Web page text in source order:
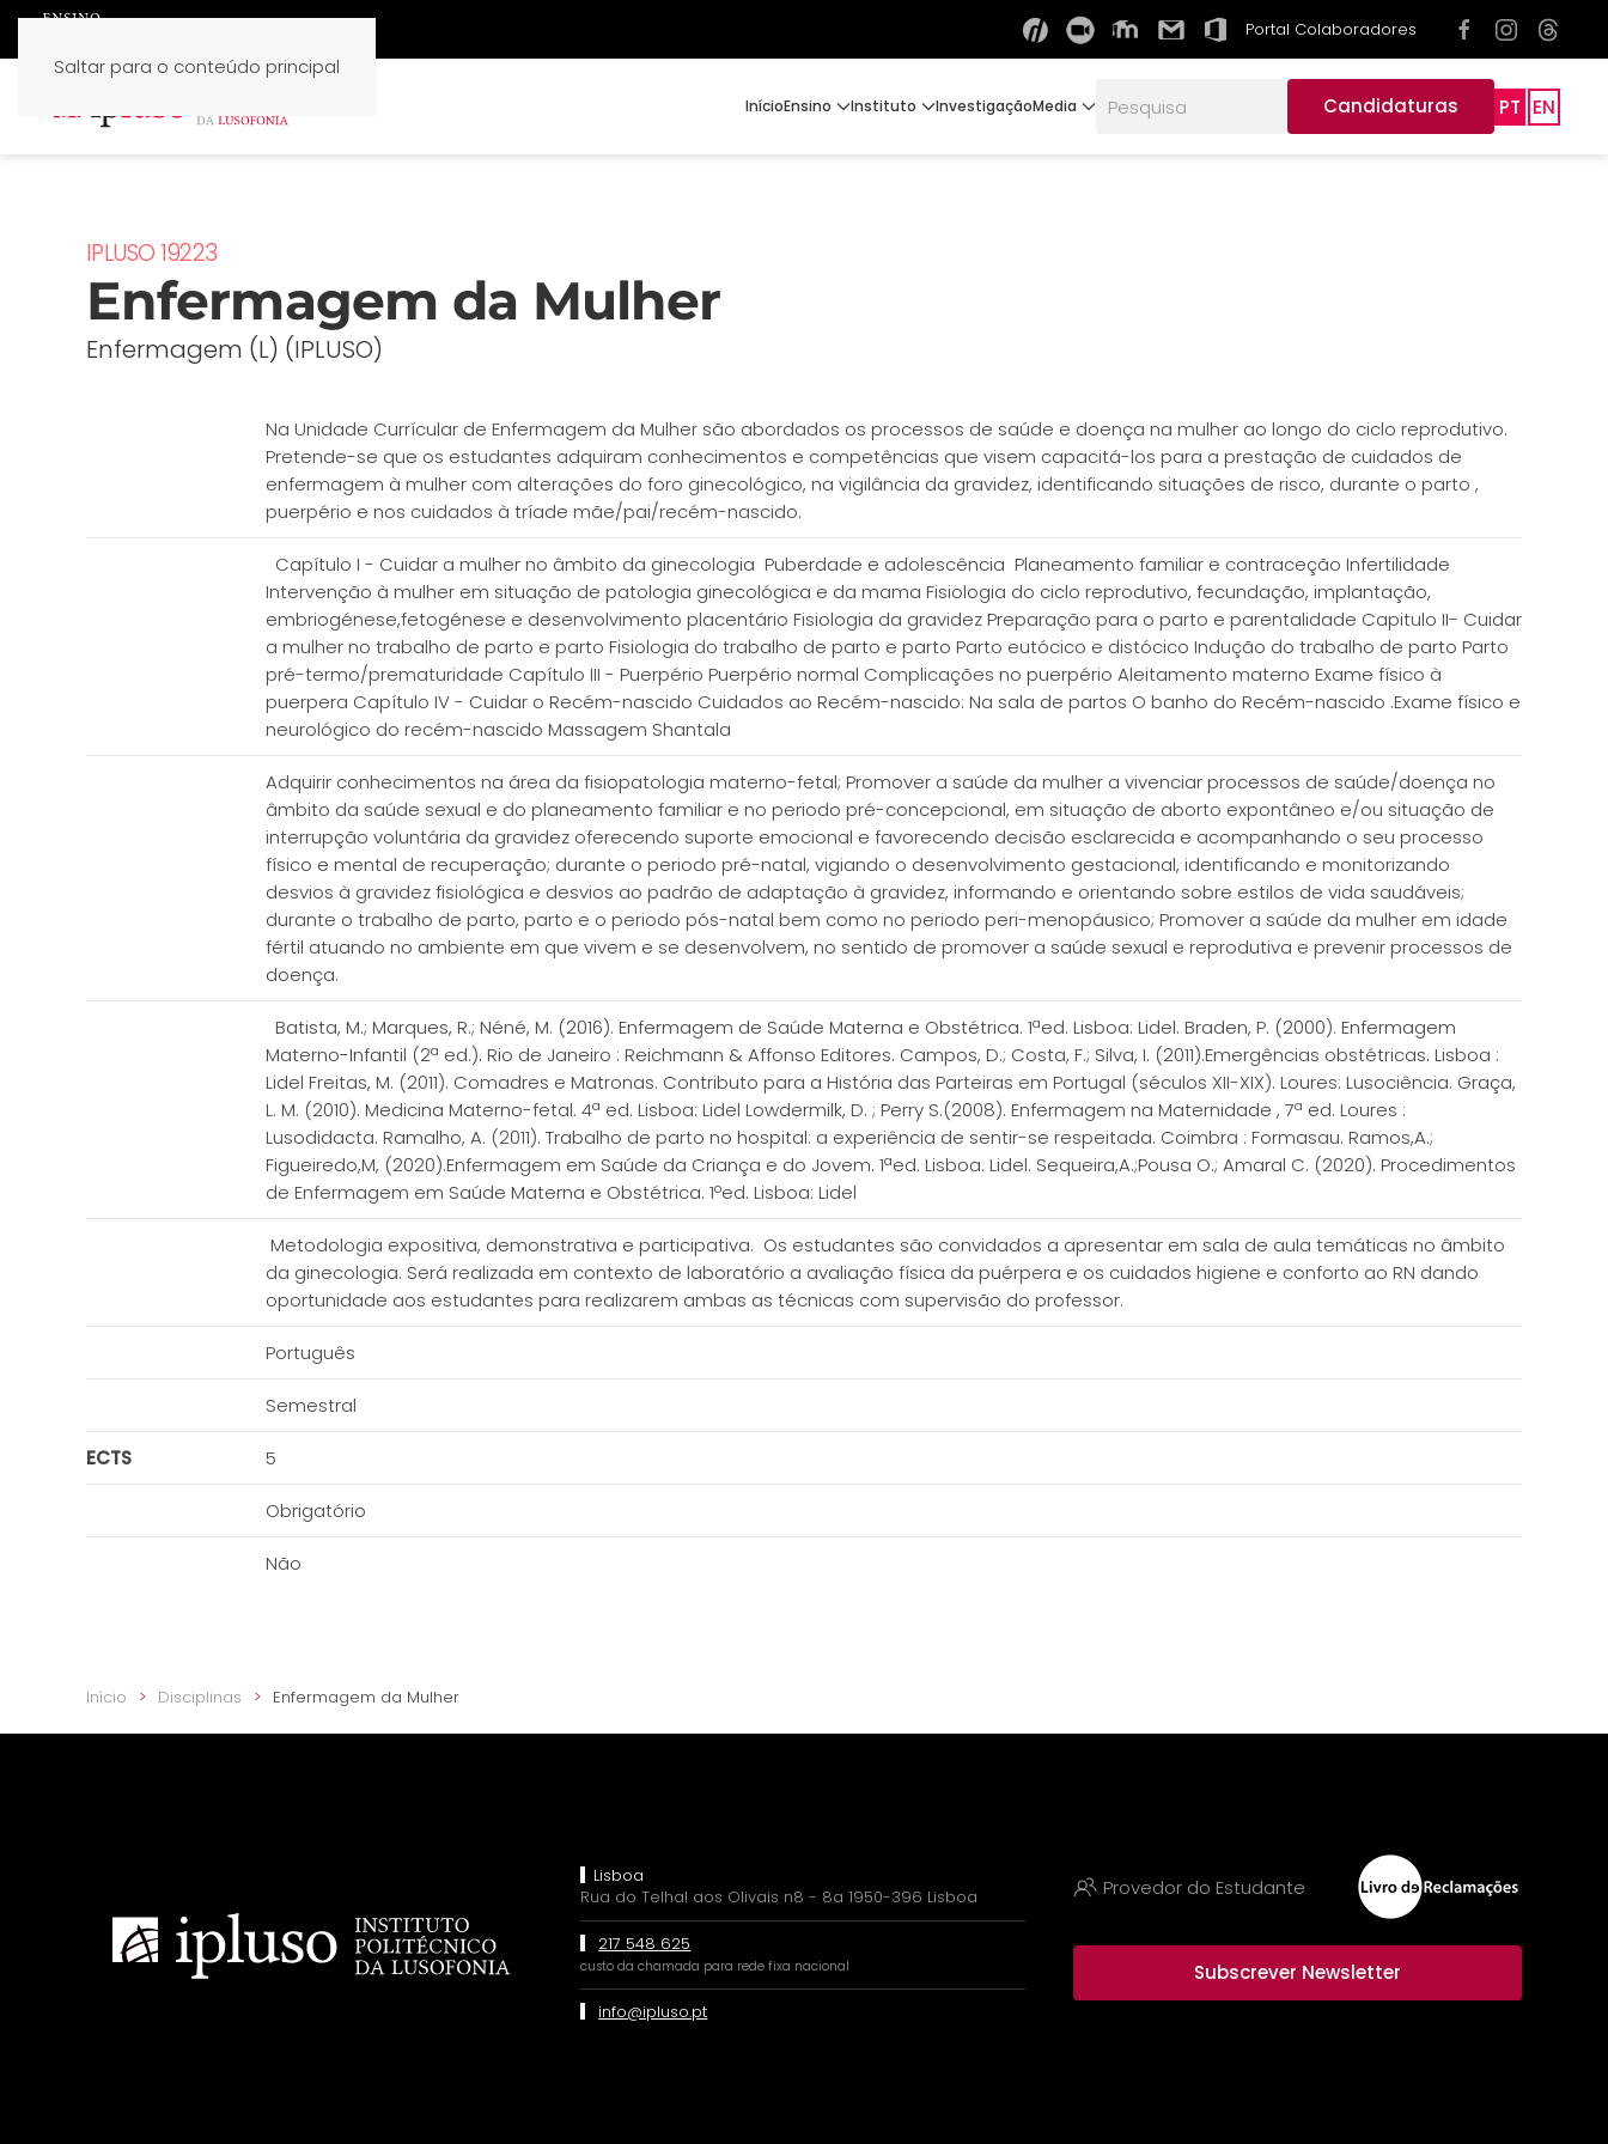
Saltar para o conteúdo principal
Portal Colaboradores
InícioEnsino Instituto InvestigaçãoMedia Candidaturas PT EN
IPLUSO 19223
Enfermagem da Mulher
Enfermagem (L) (IPLUSO)
Na Unidade Currícular de Enfermagem da Mulher são abordados os processos de saúde e doença na mulher ao longo do ciclo reprodutivo.
Pretende-se que os estudantes adquiram conhecimentos e competências que visem capacitá-los para a prestação de cuidados de
enfermagem à mulher com alterações do foro ginecológico, na vigilância da gravidez, identificando situações de risco, durante o parto ,
puerpério e nos cuidados à tríade mãe/pai/recém-nascido.
Capítulo I - Cuidar a mulher no âmbito da ginecologia Puberdade e adolescência Planeamento familiar e contraceção Infertilidade
Intervenção à mulher em situação de patologia ginecológica e da mama Fisiologia do ciclo reprodutivo, fecundação, implantação,
embriogénese,fetogénese e desenvolvimento placentário Fisiologia da gravidez Preparação para o parto e parentalidade Capitulo II- Cuidar
a mulher no trabalho de parto e parto Fisiologia do trabalho de parto e parto Parto eutócico e distócico Indução do trabalho de parto Parto
pré-termo/prematuridade Capítulo III - Puerpério Puerpério normal Complicações no puerpério Aleitamento materno Exame físico à
puerpera Capítulo IV - Cuidar o Recém-nascido Cuidados ao Recém-nascido: Na sala de partos O banho do Recém-nascido .Exame físico e
neurológico do recém-nascido Massagem Shantala
Adquirir conhecimentos na área da fisiopatologia materno-fetal; Promover a saúde da mulher a vivenciar processos de saúde/doença no
âmbito da saúde sexual e do planeamento familiar e no periodo pré-concepcional, em situação de aborto expontâneo e/ou situação de
interrupção voluntária da gravidez oferecendo suporte emocional e favorecendo decisão esclarecida e acompanhando o seu processo
físico e mental de recuperação; durante o periodo pré-natal, vigiando o desenvolvimento gestacional, identificando e monitorizando
desvios à gravidez fisiológica e desvios ao padrão de adaptação à gravidez, informando e orientando sobre estilos de vida saudáveis;
durante o trabalho de parto, parto e o periodo pós-natal bem como no periodo peri-menopáusico; Promover a saúde da mulher em idade
fértil atuando no ambiente em que vivem e se desenvolvem, no sentido de promover a saúde sexual e reprodutiva e prevenir processos de
doença.
Batista, M.; Marques, R.; Néné, M. (2016). Enfermagem de Saúde Materna e Obstétrica. 1ªed. Lisboa: Lidel. Braden, P. (2000). Enfermagem
Materno-Infantil (2ª ed.). Rio de Janeiro : Reichmann & Affonso Editores. Campos, D.; Costa, F.; Silva, I. (2011).Emergências obstétricas. Lisboa :
Lidel Freitas, M. (2011). Comadres e Matronas. Contributo para a História das Parteiras em Portugal (séculos XII-XIX). Loures: Lusociência. Graça,
L. M. (2010). Medicina Materno-fetal. 4ª ed. Lisboa: Lidel Lowdermilk, D. ; Perry S.(2008). Enfermagem na Maternidade , 7ª ed. Loures :
Lusodidacta. Ramalho, A. (2011). Trabalho de parto no hospital: a experiência de sentir-se respeitada. Coimbra : Formasau. Ramos,A.;
Figueiredo,M, (2020).Enfermagem em Saúde da Criança e do Jovem. 1ªed. Lisboa. Lidel. Sequeira,A.;Pousa O.; Amaral C. (2020). Procedimentos
de Enfermagem em Saúde Materna e Obstétrica. 1ºed. Lisboa: Lidel
Metodologia expositiva, demonstrativa e participativa. Os estudantes são convidados a apresentar em sala de aula temáticas no âmbito
da ginecologia. Será realizada em contexto de laboratório a avaliação física da puérpera e os cuidados higiene e conforto ao RN dando
oportunidade aos estudantes para realizarem ambas as técnicas com supervisão do professor.
Português
Semestral
ECTS 5
Obrigatório
Não
Início Disciplinas Enfermagem da Mulher
Lisboa
Rua do Telhal aos Olivais n8 - 8a 1950-396 Lisboa
217 548 625
custo da chamada para rede fixa nacional
info@ipluso.pt
Provedor do Estudante
Subscrever Newsletter